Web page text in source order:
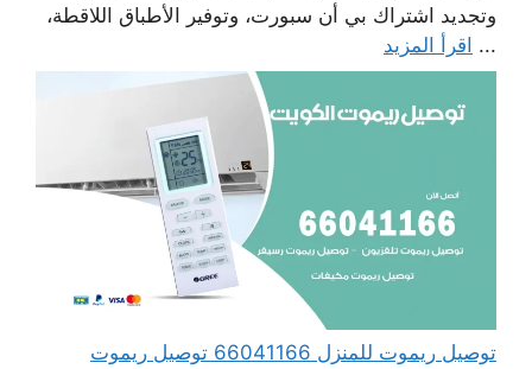
وتجديد اشتراك بي أن سبورت، وتوفير الأطباق اللاقطة،
... اقرأ المزيد
توصيل ريموت للمنزل 66041166 توصيل ريموت